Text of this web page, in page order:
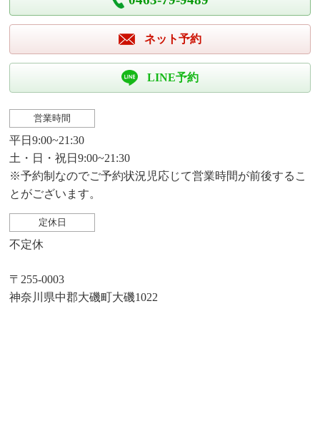
ネット予約
LINE予約
営業時間
平日9:00~21:30
土・日・祝日9:00~21:30
※予約制なのでご予約状況児応じて営業時間が前後するこ
とがございます。
定休日
不定休
〒255-0003
神奈川県中郡大磯町大磯1022